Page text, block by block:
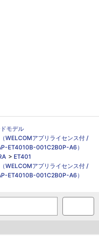
モデル
WELCOMアプリライセンス付 /
ET4010B-001C2B0P-A6）
> ET401
WELCOMアプリライセンス付 /
ET4010B-001C2B0P-A6）